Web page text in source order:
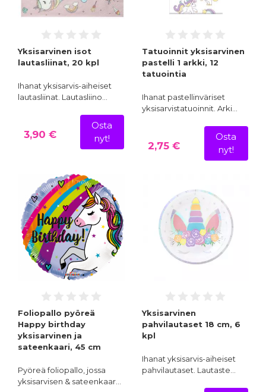
Yksisarvinen isot
lautasliinat, 20 kpl
Ihanat yksisarvis-aiheiset
lautasliinat. Lautasliino…
3,90 €
Osta
nyt!
Tatuoinnit yksisarvinen
pastelli 1 arkki, 12
tatuointia
Ihanat pastellinväriset
yksisarvistatuoinnit. Arki…
2,75 €
Osta
nyt!
Foliopallo pyöreä
Happy birthday
yksisarvinen ja
sateenkaari, 45 cm
Pyöreä foliopallo, jossa
yksisarvisen & sateenkaar…
Yksisarvinen
pahvilautaset 18 cm, 6
kpl
Ihanat yksisarvis-aiheiset
pahvilautaset. Lautaste…